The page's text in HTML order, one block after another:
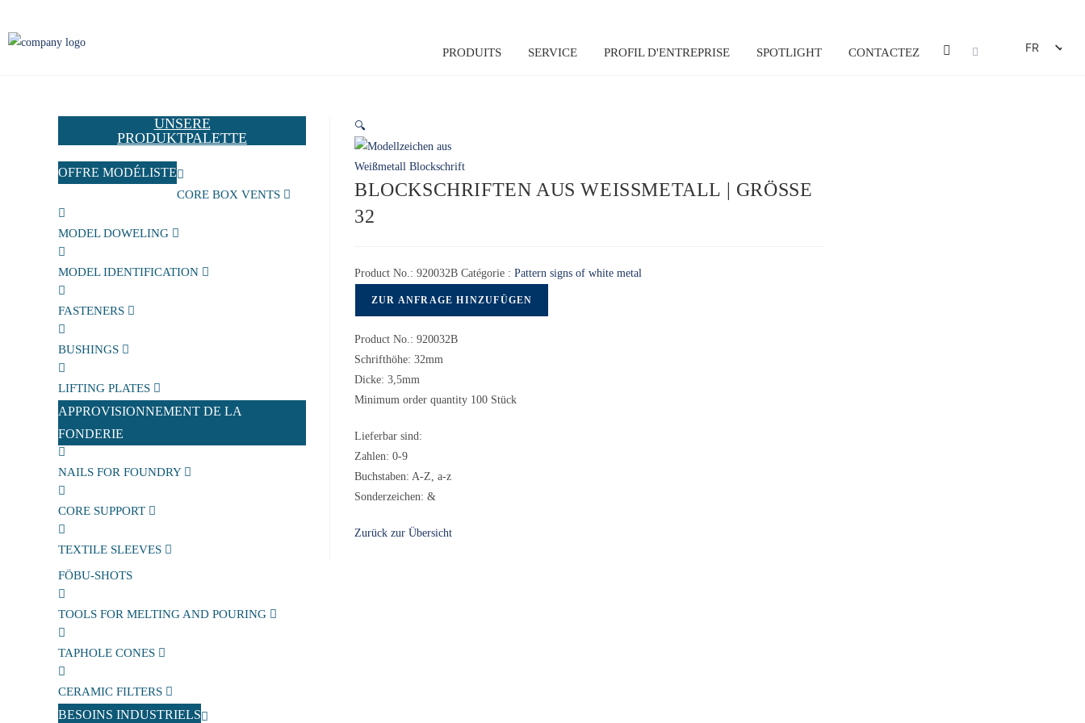
PRODUITS SERVICE PROFIL D'ENTREPRISE SPOTLIGHT CONTACTEZ
FR
🔍
BLOCKSCHRIFTEN AUS WEISSMETALL | GRÖSSE 32
Product No.: 920032B Catégorie : Pattern signs of white metal
ZUR ANFRAGE HINZUFÜGEN
Product No.: 920032B
Schrifthöhe: 32mm
Dicke: 3,5mm
Minimum order quantity 100 Stück
Lieferbar sind:
Zahlen: 0-9
Buchstaben: A-Z, a-z
Sonderzeichen: &
Zurück zur Übersicht
UNSERE
PRODUKTPALETTE
OFFRE MODÉLISTE
CORE BOX VENTS
MODEL DOWELING
MODEL IDENTIFICATION
FASTENERS
BUSHINGS
LIFTING PLATES
APPROVISIONNEMENT DE LA
FONDERIE
NAILS FOR FOUNDRY
CORE SUPPORT
TEXTILE SLEEVES
FÖBU-SHOTS
TOOLS FOR MELTING AND POURING
TAPHOLE CONES
CERAMIC FILTERS
BESOINS INDUSTRIELS